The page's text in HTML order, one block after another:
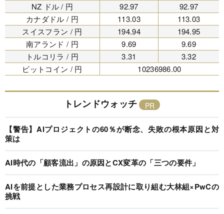
NZ ドル / 円
92.97
92.97
カナダドル / 円
113.03
113.03
スイスフラン / 円
194.94
194.95
南アランド / 円
9.69
9.69
トルコリラ / 円
3.31
3.32
ビットコイン / 円
10236986.00
トレンドウォッチ
【警告】AIプロジェクトの60％が断念、失敗の根本原因と対
策は
AI時代の「顧客流出」の原因とCX変革の「三つの要件」
AIを前提とした業務プロセス再設計に取り組む大林組×PwCの
挑戦